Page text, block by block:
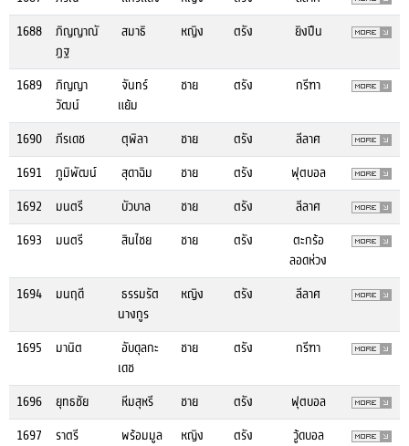
1688
ภิญญาณั
ฏฐ
สมาธิ หญิง ตรัง ยิงปืน
1689
ภิญญา
วัฒน์
จันทร์
แย้ม
ชาย ตรัง กรีฑา
1690 ภีรเดช ตุพิลา ชาย ตรัง
ลีลาศ
1691
ภูมิพัฒน์ สุดาฉิม ชาย ตรัง
ฟุตบอล
1692
มนตรี บัวบาล ชาย ตรัง
ลีลาศ
1693
มนตรี สินไชย ชาย ตรัง
ตะกร้อ
ลอดห่วง
1694
มนฤดี
ธรรมรัต
นางกูร
หญิง ตรัง ลีลาศ
1695 มานิต
อับดุลกะ
เดช
ชาย ตรัง กรีฑา
1696 ยุทธชัย หีมสุหรี ชาย ตรัง
ฟุตบอล
1697
ราตรี พร้อมมูล หญิง ตรัง
วู้ดบอล